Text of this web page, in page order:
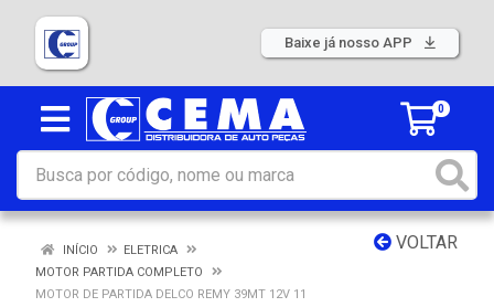
Baixe já nosso APP
0
VOLTAR
INÍCIO
ELETRICA
MOTOR PARTIDA COMPLETO
MOTOR DE PARTIDA DELCO REMY 39MT 12V 11